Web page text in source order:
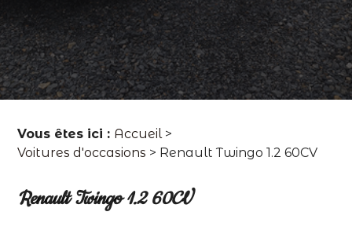
Vous êtes ici : Accueil>
Voitures d'occasions > Renault Twingo 1.2 60CV
Renault Twingo 1.2 60CV